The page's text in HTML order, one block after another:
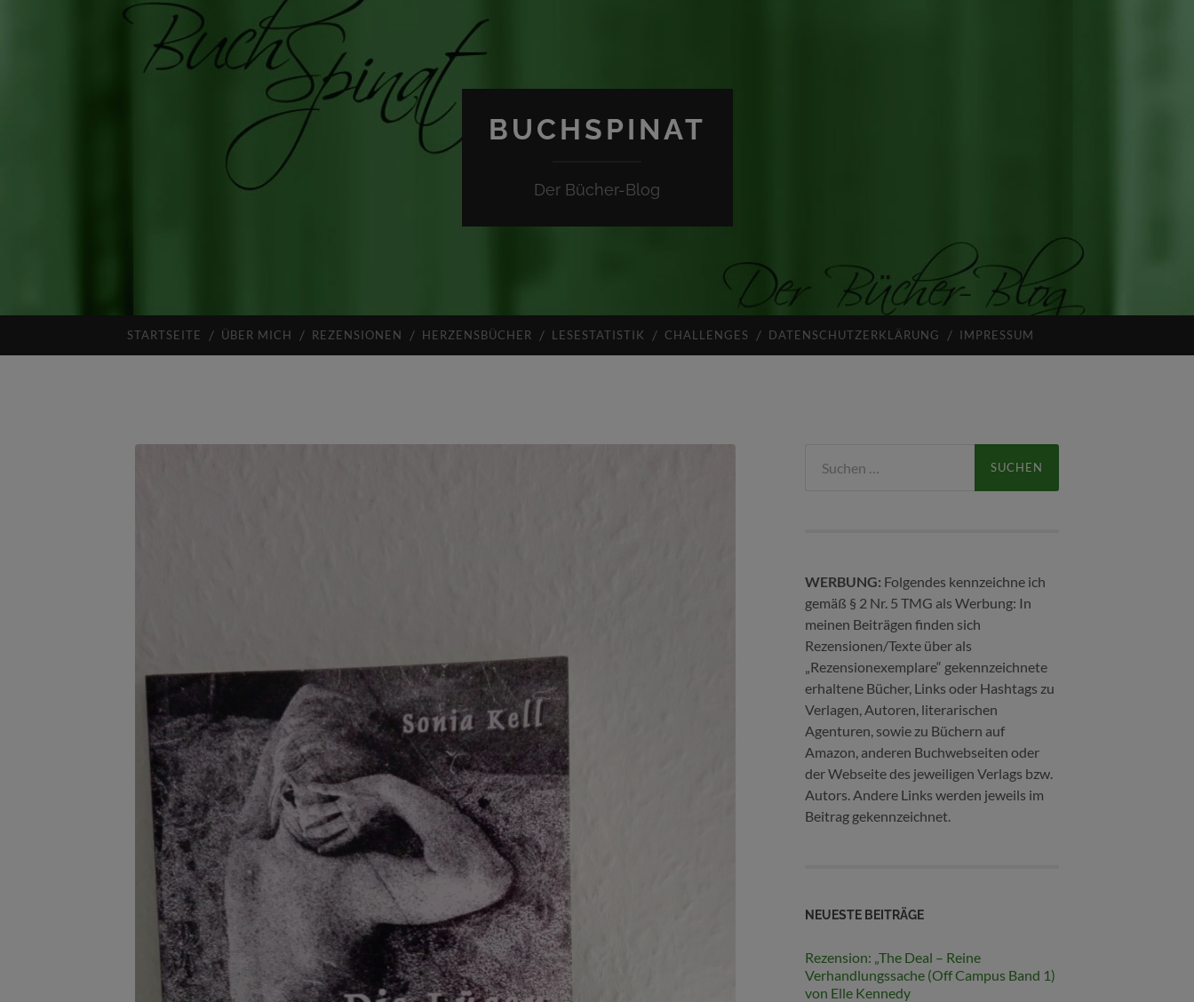
BUCHSPINAT
Der Bücher-Blog
STARTSEITE ÜBER MICH REZENSIONEN HERZENSBÜCHER LESESTATISTIK CHALLENGES DATENSCHUTZERKLÄRUNG IMPRESSUM
nach:
WERBUNG: Folgendes kennzeichne ich
gemäß § 2 Nr. 5 TMG als Werbung: In
meinen Beiträgen finden sich
Rezensionen/Texte über als
„Rezensionexemplare“ gekennzeichnete
erhaltene Bücher, Links oder Hashtags zu
Verlagen, Autoren, literarischen
Agenturen, sowie zu Büchern auf
Amazon, anderen Buchwebseiten oder
der Webseite des jeweiligen Verlags bzw.
Autors. Andere Links werden jeweils im
Beitrag gekennzeichnet.
NEUESTE BEITRÄGE
Rezension: „The Deal – Reine
Verhandlungssache (Off Campus Band 1)
von Elle Kennedy